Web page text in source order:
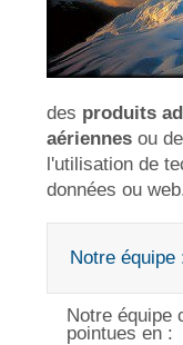
des produits
aériennes ou
l'utilisation de
données ou
Notre équipe
Notre équipe
pointues en :